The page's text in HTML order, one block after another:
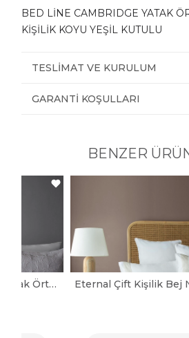
BED LİNE CAMBRIDGE YATAK
KİŞİLİK KOYU YEŞİL KUTULU
TESLIMAT VE KURULUM
GARANTI KOŞULLARI
BENZER
Aspen Gri Çift Kişilik Yatak Örtüsü